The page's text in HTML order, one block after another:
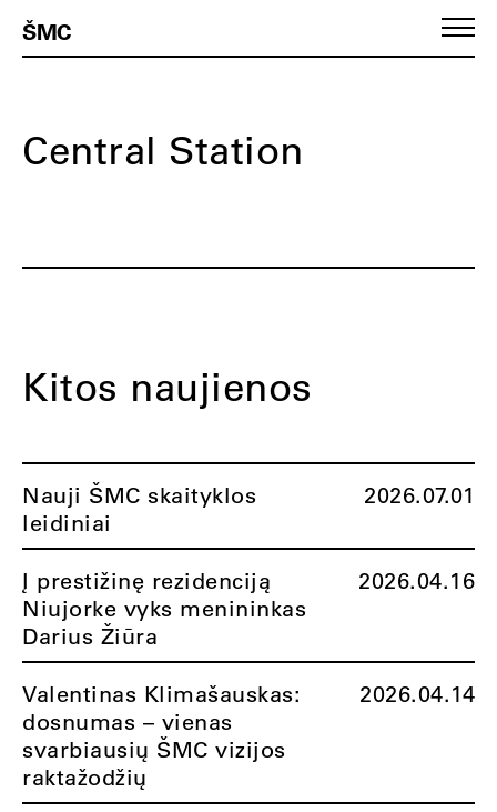
ŠMC
Central Station
Kitos naujienos
Nauji ŠMC skaityklos
leidiniai
2026.07.01
Į prestižinę rezidenciją
Niujorke vyks menininkas
Darius Žiūra
2026.04.16
Valentinas Klimašauskas:
dosnumas – vienas
svarbiausių ŠMC vizijos
raktažodžių
2026.04.14